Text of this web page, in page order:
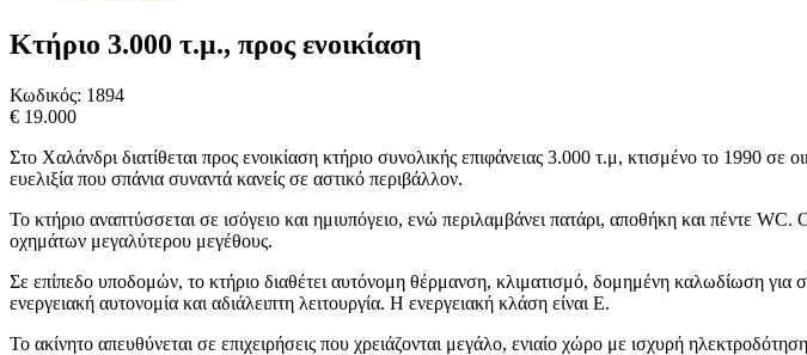
Κτήριο 3.000 τ.μ., προς ενοικίαση
Κωδικός: 1894
€ 19.000
Στο Χαλάνδρι διατίθεται προς ενοικίαση κτήριο συνολικής επιφάνειας 3.000 τ.μ, κτισμένο το 1990
ευελιξία που σπάνια συναντά κανείς σε αστικό περιβάλλον.
Το κτήριο αναπτύσσεται σε ισόγειο και ημιυπόγειο, ενώ περιλαμβάνει πατάρι, αποθήκη και πέντε
οχημάτων μεγαλύτερου μεγέθους.
Σε επίπεδο υποδομών, το κτήριο διαθέτει αυτόνομη θέρμανση, κλιματισμό, δομημένη καλωδίωση για
ενεργειακή αυτονομία και αδιάλειπτη λειτουργία. Η ενεργειακή κλάση είναι Ε.
Το ακίνητο απευθύνεται σε επιχειρήσεις που χρειάζονται μεγάλο, ενιαίο χώρο με ισχυρή